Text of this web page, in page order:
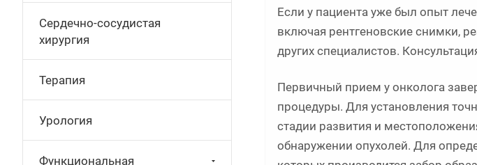
Если у пациента уже был опыт
включая рентгеновские снимки,
других специалистов.
Первичный прием у онколога
процедуры. Для установления
стадии развития и
обнаружении опухолей. Для
Сердечно-сосудистая
хирургия
Терапия
Урология
Функциональная